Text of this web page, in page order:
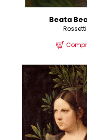
Beata
Rossetti